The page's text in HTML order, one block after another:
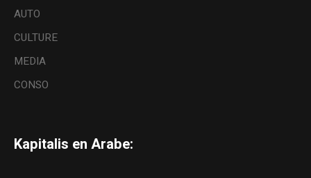
AUTO
CULTURE
MEDIA
CONSO
Kapitalis en Arabe: